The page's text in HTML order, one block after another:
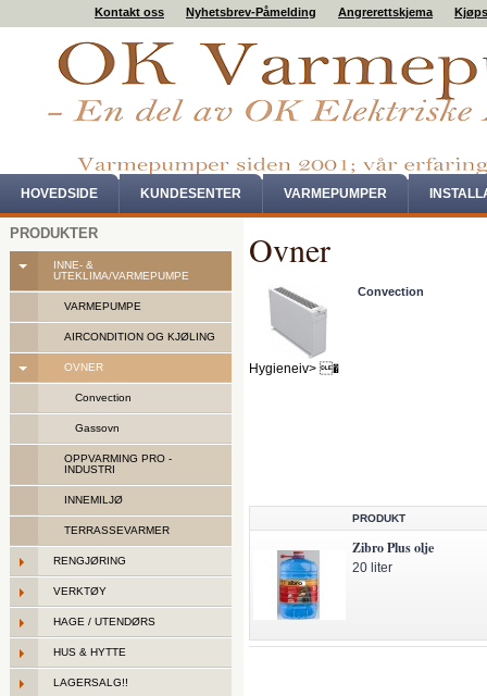
Kontakt oss Nyhetsbrev-Påmelding Angrerettskjema
HOVEDSIDE KUNDESENTER VARMEPUMPER
PRODUKTER
INNE- &
UTEKLIMA/VARMEPUMPE
VARMEPUMPE
AIRCONDITION OG KJØLING
OVNER
Convection
Gassovn
OPPVARMING PRO -
INDUSTRI
INNEMILJØ
TERRASSEVARMER
RENGJØRING
VERKTØY
HAGE / UTENDØRS
HUS & HYTTE
LAGERSALG!!
Ovner
Convection
Hygieneiv> �
PRODUKT
Zibro Plus olje
20 liter